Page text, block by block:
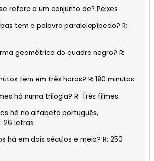
refere a um conjunto de? Peixes
tem a palavra paralelepípedo? R:
geométrica do quadro negro? R:
tem em três horas? R: 180 minutos.
há numa trilogia? R: Três filmes.
há no alfabeto português,
26 letras.
há em dois séculos e meio? R: 250